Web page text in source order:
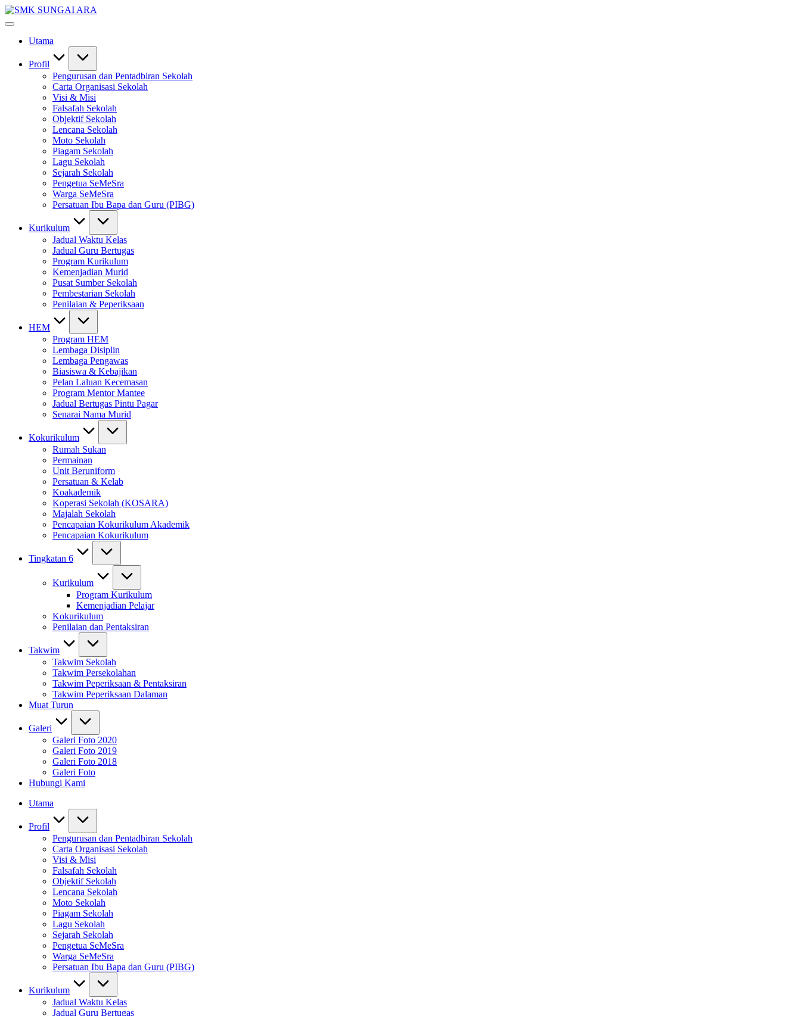
Skip
to
#KetekunanNadiKecemerlangan
#SeMeSradiHati
Utama
Profil
Pengurusan dan Pentadbiran Sekolah
Carta Organisasi Sekolah
Visi & Misi
Falsafah Sekolah
Objektif Sekolah
Lencana Sekolah
Moto Sekolah
Piagam Sekolah
Lagu Sekolah
Sejarah Sekolah
Pengetua SeMeSra
Warga SeMeSra
Persatuan Ibu Bapa dan Guru (PIBG)
Kurikulum
Jadual Waktu Kelas
Jadual Guru Bertugas
Program Kurikulum
Kemenjadian Murid
Pusat Sumber Sekolah
Pembestarian Sekolah
Penilaian & Peperiksaan
HEM
Program HEM
Lembaga Disiplin
Lembaga Pengawas
Biasiswa & Kebajikan
Pelan Laluan Kecemasan
Program Mentor Mantee
Jadual Bertugas Pintu Pagar
Senarai Nama Murid
Kokurikulum
Rumah Sukan
Permainan
Unit Beruniform
Persatuan & Kelab
Koakademik
Koperasi Sekolah (KOSARA)
Majalah Sekolah
Pencapaian Kokurikulum Akademik
Pencapaian Kokurikulum
Tingkatan 6
Kurikulum
Program Kurikulum
Kemenjadian Pelajar
Kokurikulum
Penilaian dan Pentaksiran
Takwim
Takwim Sekolah
Takwim Persekolahan
Takwim Peperiksaan & Pentaksiran
Takwim Peperiksaan Dalaman
Muat Turun
Galeri
Galeri Foto 2020
Galeri Foto 2019
Galeri Foto 2018
Galeri Foto
Hubungi Kami
Utama
Profil
Pengurusan dan Pentadbiran Sekolah
Carta Organisasi Sekolah
Visi & Misi
Falsafah Sekolah
Objektif Sekolah
Lencana Sekolah
Moto Sekolah
Piagam Sekolah
Lagu Sekolah
Sejarah Sekolah
Pengetua SeMeSra
Warga SeMeSra
Persatuan Ibu Bapa dan Guru (PIBG)
Kurikulum
Jadual Waktu Kelas
Jadual Guru Bertugas